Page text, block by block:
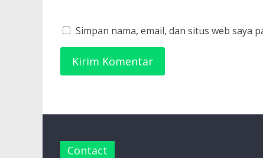
Simpan nama, email, dan situs web saya
Contact